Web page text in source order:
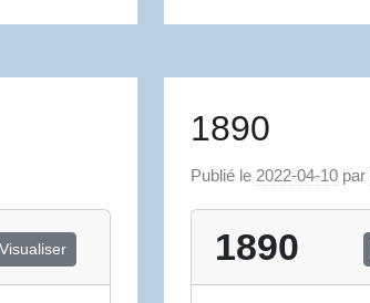
Visualiser
1890
Publié le 2022-04-10 par
1890